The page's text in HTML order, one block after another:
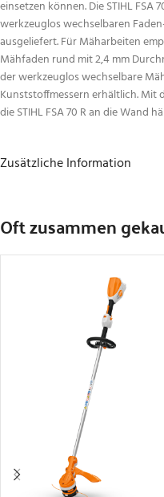
einsetzen können. Die STIHL FSA
werkzeuglos wechselbaren
ausgeliefert. Für Mäharbeiten
Mähfaden rund mit 2,4 mm
der werkzeuglos wechselbare
Kunststoffmessern erhältlich. Mit
die STIHL FSA 70 R an die Wand
Zusätzliche Information
Oft zusammen